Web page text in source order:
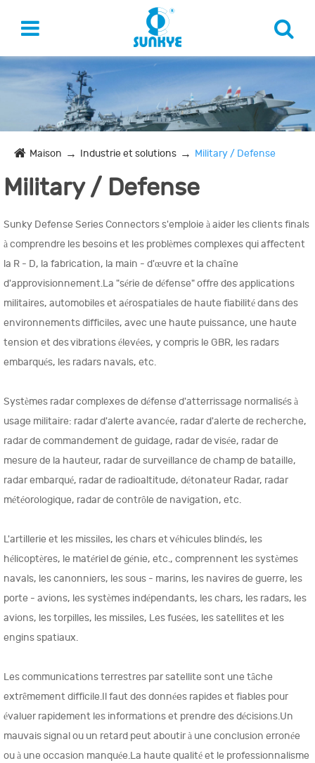
Maison Industrie et solutions Military / Defense
Military / Defense
Sunky Defense Series Connectors s'emploie à aider les clients finals
à comprendre les besoins et les problèmes complexes qui affectent
la R - D, la fabrication, la main - d'œuvre et la chaîne
d'approvisionnement.La "série de défense" offre des applications
militaires, automobiles et aérospatiales de haute fiabilité dans des
environnements difficiles, avec une haute puissance, une haute
tension et des vibrations élevées, y compris le GBR, les radars
embarqués, les radars navals, etc.
Systèmes radar complexes de défense d'atterrissage normalisés à
usage militaire: radar d'alerte avancée, radar d'alerte de recherche,
radar de commandement de guidage, radar de visée, radar de
mesure de la hauteur, radar de surveillance de champ de bataille,
radar embarqué, radar de radioaltitude, détonateur Radar, radar
météorologique, radar de contrôle de navigation, etc.
L'artillerie et les missiles, les chars et véhicules blindés, les
hélicoptères, le matériel de génie, etc., comprennent les systèmes
navals, les canonniers, les sous - marins, les navires de guerre, les
porte - avions, les systèmes indépendants, les chars, les radars, les
avions, les torpilles, les missiles, Les fusées, les satellites et les
engins spatiaux.
Les communications terrestres par satellite sont une tâche
extrêmement difficile.Il faut des données rapides et fiables pour
évaluer rapidement les informations et prendre des décisions.Un
mauvais signal ou un retard peut aboutir à une conclusion erronée
ou à une occasion manquée.La haute qualité et le professionnalisme